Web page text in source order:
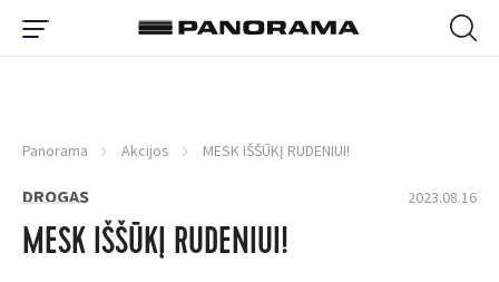
Panorama Akcijos MESK IŠŠŪKĮ RUDENIUI!
DROGAS 2023.08.16
MESK IŠŠŪKĮ RUDENIUI!